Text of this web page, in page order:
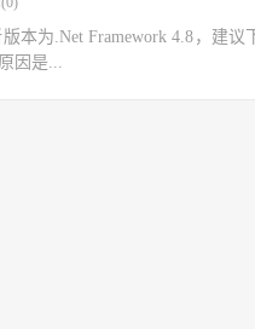
本为.Net Framework 4.8，建
因是...